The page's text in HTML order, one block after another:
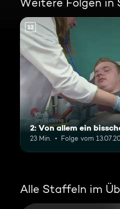
12
2: Von allem ein
23 Min. Folge vom
Alle Staffeln im